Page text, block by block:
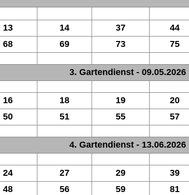
13 14 37 44
68 69 73 75
3. Gartendienst - 09.05.2026
16 18 19 20
50 51 55 57
4. Gartendienst - 13.06.2026
24 27 29 39
48 56 59 81